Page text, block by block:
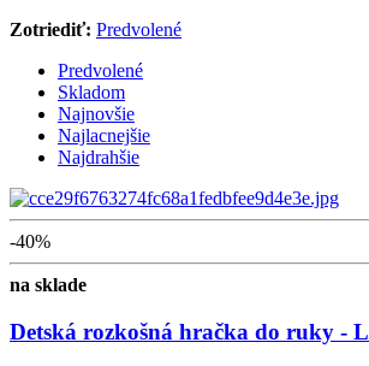
Zotriediť: Predvolené
Predvolené
Skladom
Najnovšie
Najlacnejšie
Najdrahšie
-40%
na sklade
Detská rozkošná hračka do ruky -